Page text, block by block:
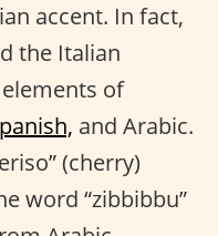
accent. In fact,
the Italian
of
and Arabic.
(cherry)
word “zibbibbu”